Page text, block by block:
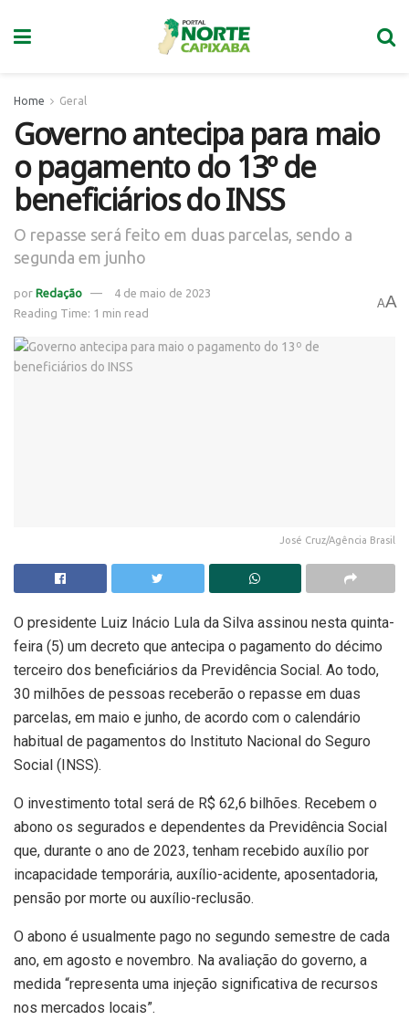
Home Geral
Governo antecipa para maio
o pagamento do 13º de
beneficiários do INSS
O repasse será feito em duas parcelas, sendo a
segunda em junho
por Redação
4 de maio de 2023
Reading Time: 1 min read
AA
José Cruz/Agência Brasil
O presidente Luiz Inácio Lula da Silva assinou nesta quinta-
feira (5) um decreto que antecipa o pagamento do décimo
terceiro dos beneficiários da Previdência Social. Ao todo,
30 milhões de pessoas receberão o repasse em duas
parcelas, em maio e junho, de acordo com o calendário
habitual de pagamentos do Instituto Nacional do Seguro
Social (INSS).
O investimento total será de R$ 62,6 bilhões. Recebem o
abono os segurados e dependentes da Previdência Social
que, durante o ano de 2023, tenham recebido auxílio por
incapacidade temporária, auxílio-acidente, aposentadoria,
pensão por morte ou auxílio-reclusão.
O abono é usualmente pago no segundo semestre de cada
ano, em agosto e novembro. Na avaliação do governo, a
medida “representa uma injeção significativa de recursos
nos mercados locais”.